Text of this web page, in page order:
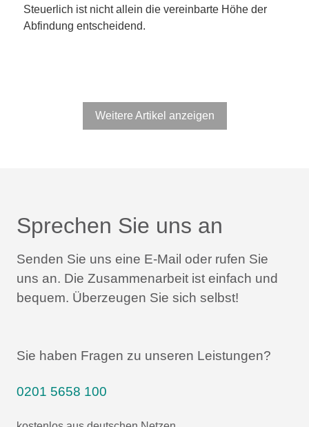
Steuerlich ist nicht allein die vereinbarte Höhe der
Abfindung entscheidend.
Weitere Artikel anzeigen
Sprechen Sie uns an
Senden Sie uns eine E-Mail oder rufen Sie
uns an. Die Zusammenarbeit ist einfach und
bequem. Überzeugen Sie sich selbst!
Sie haben Fragen zu unseren Leistungen?
0201 5658 100